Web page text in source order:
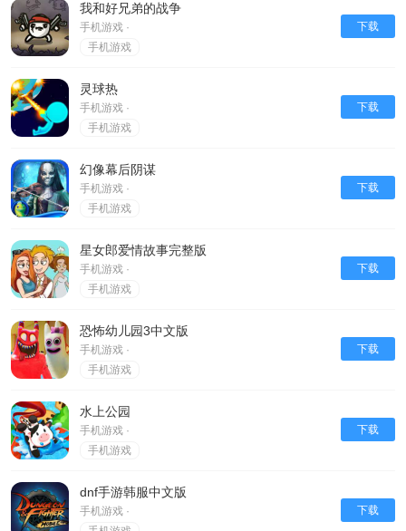
我和好兄弟的战争
手机游戏 ·
手机游戏
下载
灵球热
手机游戏 ·
手机游戏
下载
幻像幕后阴谋
手机游戏 ·
手机游戏
下载
星女郎爱情故事完整版
手机游戏 ·
手机游戏
下载
恐怖幼儿园3中文版
手机游戏 ·
手机游戏
下载
水上公园
手机游戏 ·
手机游戏
下载
dnf手游韩服中文版
手机游戏 ·
下载